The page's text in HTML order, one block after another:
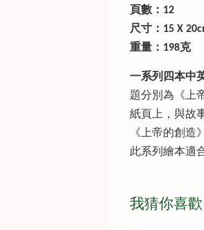
頁數：12
尺寸：15 X
重量：198克
一系列四本中
題分別為《上
紙頁上，與故
《上帝的創造
此系列繪本適
我猜你喜歡